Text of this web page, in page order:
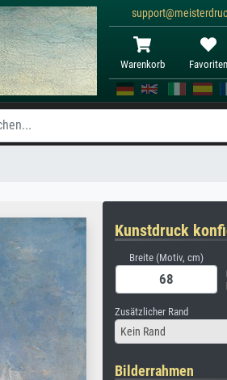
Warenkorb Favoriten
Kunstdruck
Breite (Motiv, cm)
Zusätzlicher Rand
Kein Rand
Bilderrahmen